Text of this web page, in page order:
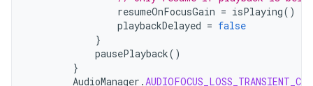
resumeOnFocusGain = isPlaying()
playbackDelayed = false
}
pausePlayback()
}
AudioManager .